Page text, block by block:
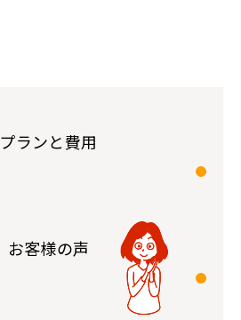
プランと費用
お客様の声